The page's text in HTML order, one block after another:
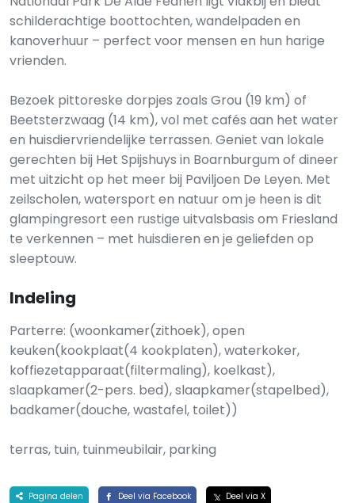
schilderachtige boottochten, wandelpaden en
kanoverhuur – perfect voor mensen en hun harige
vrienden.
Bezoek pittoreske dorpjes zoals Grou (19 km) of
Beetsterzwaag (14 km), vol met cafés aan het water
en huisdiervriendelijke terrassen. Geniet van lokale
gerechten bij Het Spijshuys in Boarnburgum of dineer
met uitzicht op het meer bij Paviljoen De Leyen. Met
zeilscholen, watersport en natuur om je heen is dit
glampingresort een rustige uitvalsbasis om Friesland
te verkennen – met huisdieren en je geliefden op
sleeptouw.
Indeling
Parterre: (woonkamer(zithoek), open
keuken(kookplaat(4 kookplaten), waterkoker,
koffiezetapparaat(filtermaling), koelkast),
slaapkamer(2-pers. bed), slaapkamer(stapelbed),
badkamer(douche, wastafel, toilet))
terras, tuin, tuinmeubilair, parking
Pagina delen Deel via Facebook
Deel via X